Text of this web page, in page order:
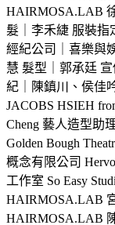
HAIRMOSA.LAB
髮｜李禾緁 服裝指
經紀公司｜喜樂與
慧 髮型｜郭承廷
紀｜陳鎮川、侯佳
JACOBS HSIEH
Cheng 藝人造型助
Golden Bough
概念有限公司
工作室 So Easy
HAIRMOSA.LAB
HAIRMOSA.LAB